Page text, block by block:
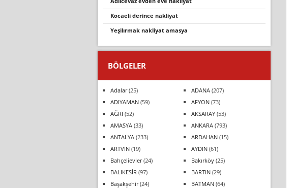
kocaeli derince nakliyat
yeşi̇lirmak nakli̇yat amasya
BÖLGELER
Adalar(25) ADANA (207)
ADIYAMAN (59) AFYON (73)
AĞRI (52) AKSARAY (53)
AMASYA (33) ANKARA (793)
ANTALYA (233) ARDAHAN (15)
ARTVİN (19) AYDIN (61)
Bahçelievler(24) Bakırköy (25)
BALIKESİR (97) BARTIN (29)
Başakşehir(24) BATMAN (64)